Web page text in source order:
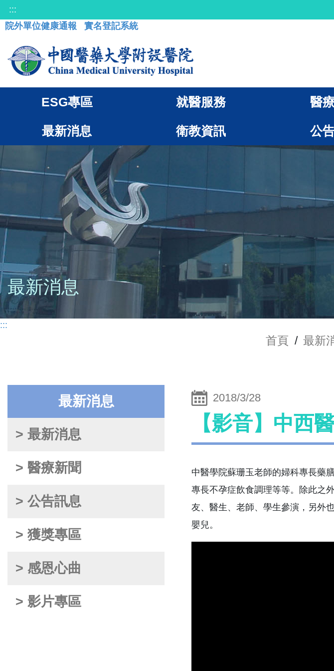
:::
院外單位健康通報
實名登記系統
ESG專區 就醫服務 醫
最新消息 衛教資訊 公
最新消息
:::
首頁 / 最新
最新消息
> 最新消息
> 醫療新聞
> 公告訊息
> 獲獎專區
> 感恩心曲
> 影片專區
2018/3/28
【影音】中西
中醫學院蘇珊玉老師的婦科專長藥
專長不孕症飲食調理等等。除此之
友、醫生、老師、學生參演，另外
嬰兒。